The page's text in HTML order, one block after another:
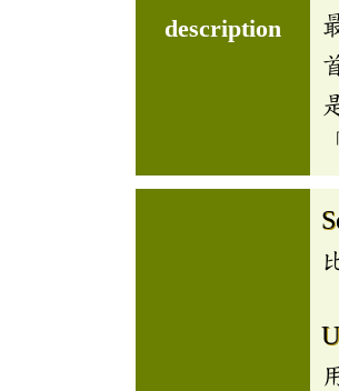
description